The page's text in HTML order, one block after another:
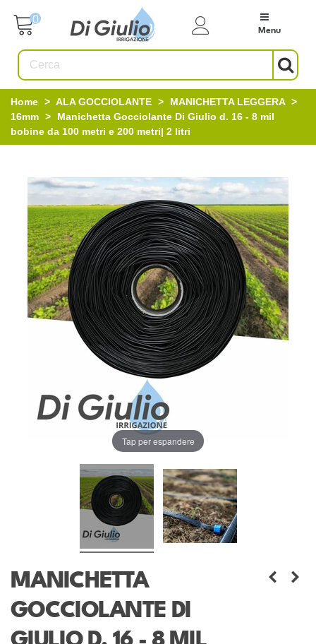
0
Menu
Home > ALA GOCCIOLANTE > MANICHETTA LEGGERA >
16mm >
Manichetta Gocciolante Di Giulio d. 16 - 8 mil
bobine da 100 metri e 200 metri| 2 litri
Tap per espandere
MANICHETTA
GOCCIOLANTE DI